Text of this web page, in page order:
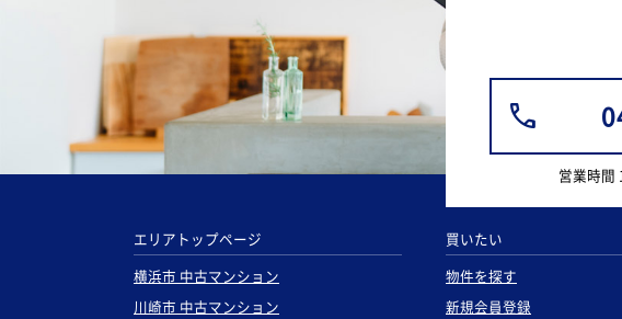
営業時間
エリアトップページ
横浜市 中古マンション
川崎市 中古マンション
買いたい
物件を探す
新規会員登録